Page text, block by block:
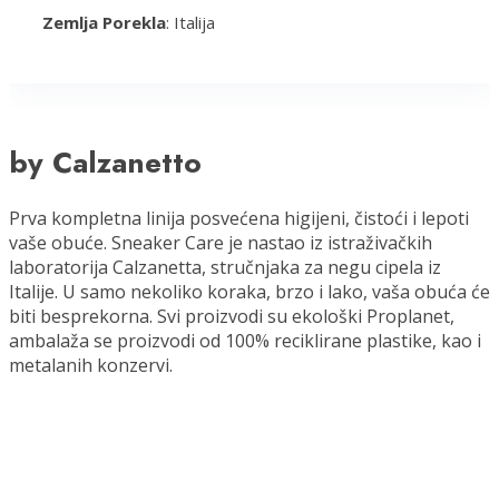
Zemlja Porekla: Italija
by Calzanetto
Prva kompletna linija posvećena higijeni, čistoći i lepoti
vaše obuće. Sneaker Care je nastao iz istraživačkih
laboratorija Calzanetta, stručnjaka za negu cipela iz
Italije. U samo nekoliko koraka, brzo i lako, vaša obuća će
biti besprekorna. Svi proizvodi su ekološki Proplanet,
ambalaža se proizvodi od 100% reciklirane plastike, kao i
metalanih konzervi.